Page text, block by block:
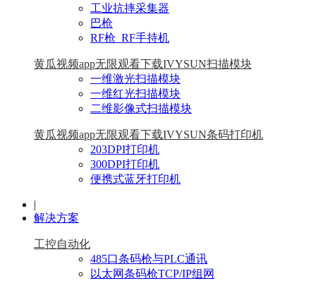
工业抗摔采集器
巴枪
RF枪_RF手持机
黄瓜视频app无限观看下载IVYSUN扫描模块
一维激光扫描模块
一维红光扫描模块
二维影像式扫描模块
黄瓜视频app无限观看下载IVYSUN条码打印机
203DPI打印机
300DPI打印机
便携式蓝牙打印机
|
解决方案
工控自动化
485口条码枪与PLC通讯
以太网条码枪TCP/IP组网